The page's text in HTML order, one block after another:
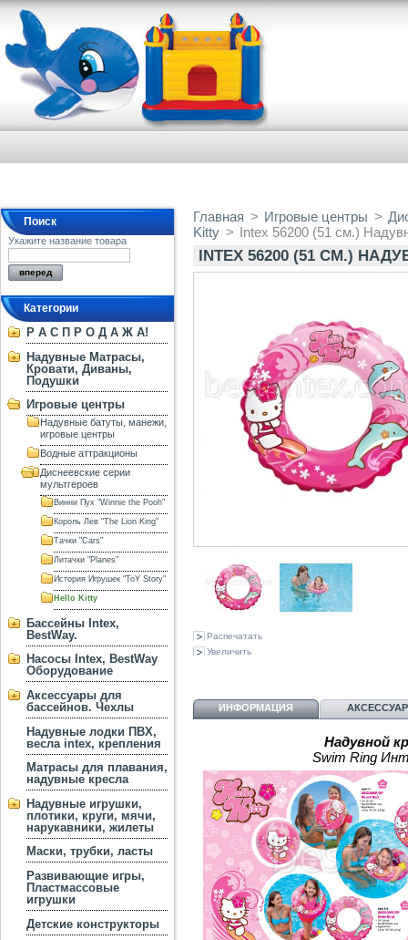
Поиск
Укажите название товара
Категории
Р А С П Р О Д А Ж А!
Надувные Матрасы,
Кровати, Диваны,
Подушки
Игровые центры
Надувные батуты, манежи,
игровые центры
Водные аттракционы
Диснеевские серии
мультгероев
Винни Пух "Winnie the Pooh"
Король Лев "The Lion King"
Тачки "Cars"
Литачки "Planes"
История Игрушек "ToY Story"
Hello Kitty
Бассейны Intex,
BestWay.
Насосы Intex, BestWay
Оборудование
Аксессуары для
бассейнов. Чехлы
Надувные лодки ПВХ,
весла intex, крепления
Матрасы для плавания,
надувные кресла
Надувные игрушки,
плотики, круги, мячи,
нарукавники, жилеты
Маски, трубки, ласты
Развивающие игры,
Пластмассовые
игрушки
Детские конструкторы
Главная > Игровые центры >
Kitty > Intex 56200 (51 см.)
INTEX 56200 (51 СМ.)
Распечатать
Увеличить
ИНФОРМАЦИЯ
Надувной
Swim Ring